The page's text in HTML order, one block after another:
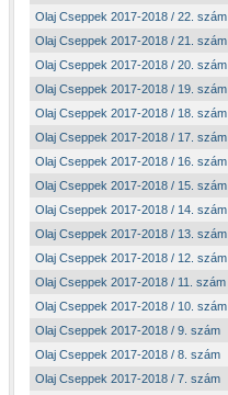
Olaj Cseppek 2017-2018 / 22. szám
Olaj Cseppek 2017-2018 / 21. szám
Olaj Cseppek 2017-2018 / 20. szám
Olaj Cseppek 2017-2018 / 19. szám
Olaj Cseppek 2017-2018 / 18. szám
Olaj Cseppek 2017-2018 / 17. szám
Olaj Cseppek 2017-2018 / 16. szám
Olaj Cseppek 2017-2018 / 15. szám
Olaj Cseppek 2017-2018 / 14. szám
Olaj Cseppek 2017-2018 / 13. szám
Olaj Cseppek 2017-2018 / 12. szám
Olaj Cseppek 2017-2018 / 11. szám
Olaj Cseppek 2017-2018 / 10. szám
Olaj Cseppek 2017-2018 / 9. szám
Olaj Cseppek 2017-2018 / 8. szám
Olaj Cseppek 2017-2018 / 7. szám